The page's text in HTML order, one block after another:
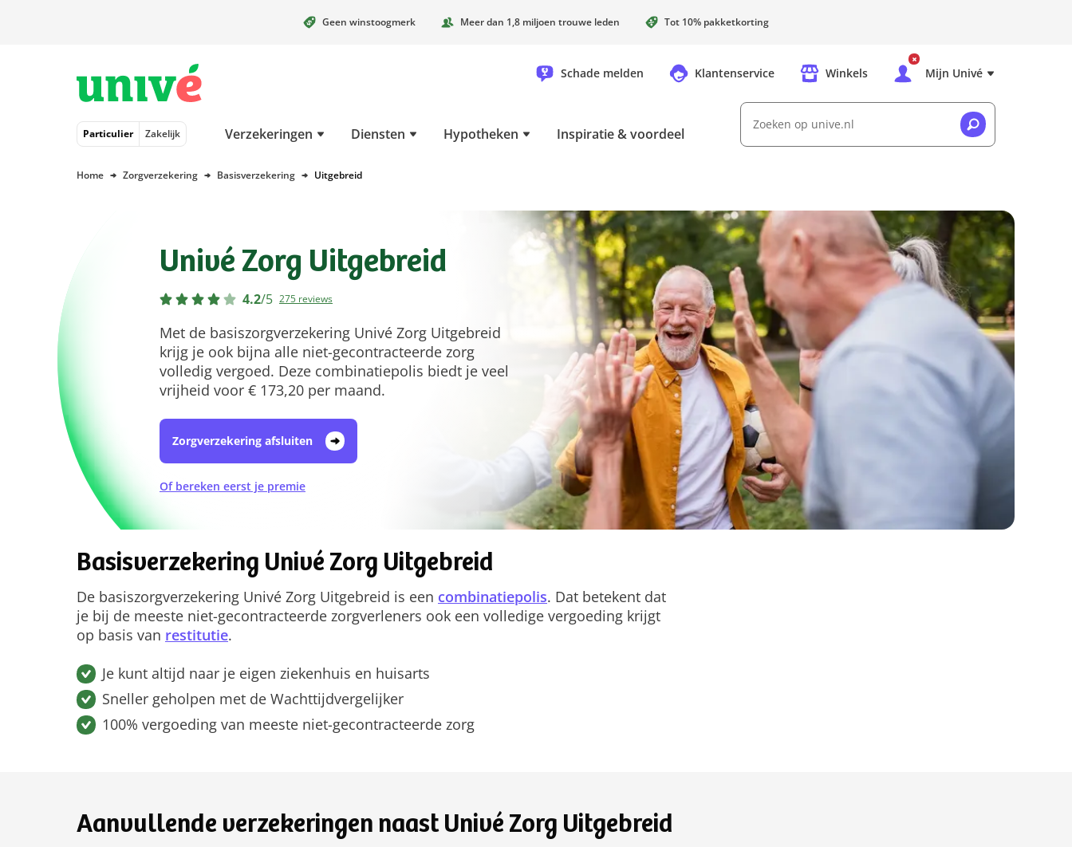
Geen winstoogmerk Meer dan 1,8 miljoen trouwe leden Tot 10% pakketkorting
Schade melden Klantenservice Winkels Mijn Univé
Particulier Zakelijk Verzekeringen Diensten Hypotheken Inspiratie & voordeel
Zoeken op unive.nl
Home Zorgverzekering Basisverzekering Uitgebreid
Univé Zorg Uitgebreid
4.2/5 275 reviews
Met de basiszorgverzekering Univé Zorg Uitgebreid
krijg je ook bijna alle niet-gecontracteerde zorg
volledig vergoed. Deze combinatiepolis biedt je veel
vrijheid voor € 173,20 per maand.
Zorgverzekering afsluiten
Of bereken eerst je premie
Basisverzekering Univé Zorg Uitgebreid
De basiszorgverzekering Univé Zorg Uitgebreid is een combinatiepolis. Dat betekent dat
je bij de meeste niet-gecontracteerde zorgverleners ook een volledige vergoeding krijgt
op basis van restitutie.
Je kunt altijd naar je eigen ziekenhuis en huisarts
Sneller geholpen met de Wachttijdvergelijker
100% vergoeding van meeste niet-gecontracteerde zorg
Aanvullende verzekeringen naast Univé Zorg Uitgebreid